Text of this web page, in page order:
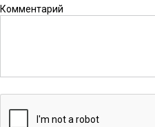
Комментарий